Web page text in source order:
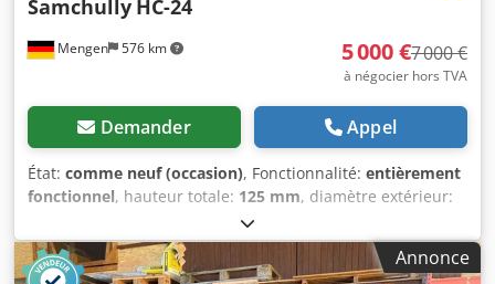
Mengen 576 km
Samchully HC-24
5 000 €7 000 €
à négocier hors TVA
Demander Appel
État: comme neuf (occasion), Fonctionnalité: entièrement
fonctionnel, hauteur totale: 125 mm, diamètre extérieur:
180 mm
mors / HC-24 1x bride standard 3 x mors tendres 3 x mors
durs 1 x clé 1 x pompe à graisse Spécifications : Dodpoxzcq
Annonce